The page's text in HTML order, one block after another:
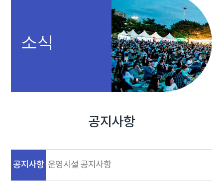
소식
공지사항
공지사항 운영시설 공지사항